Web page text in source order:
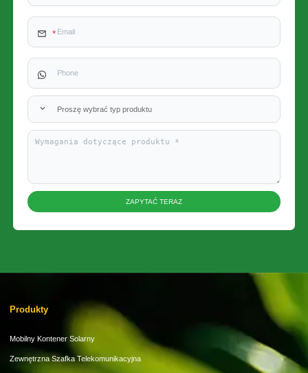
Proszę wybrać typ produktu
ZAPYTAĆ TERAZ
Produkty
Mobilny Kontener Solarny
Zewnętrzna Szafka Telekomunikacyjna